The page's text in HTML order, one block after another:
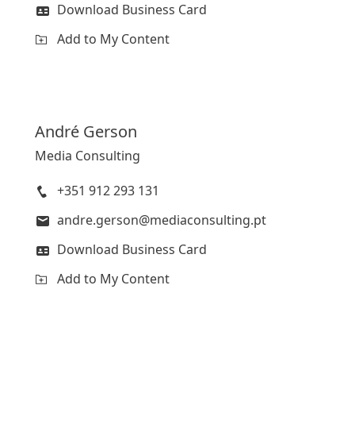
Download Business Card
Add to My Content
André Gerson
Media Consulting
+351 912 293 131
andre.gerson@mediaconsulting.pt
Download Business Card
Add to My Content